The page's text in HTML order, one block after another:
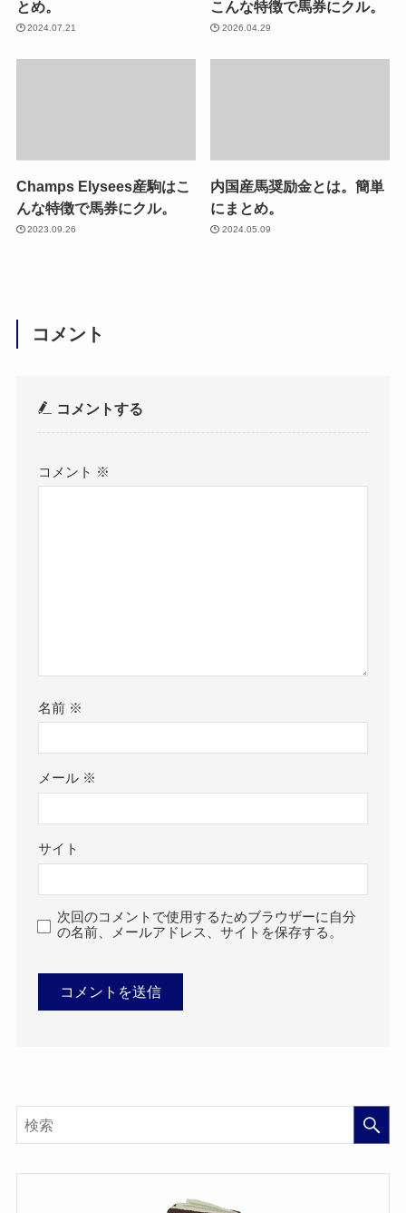
とめ。
2024.07.21
こんな特徴で馬券にクル。
2026.04.29
Champs Elysees産駒はこ
んな特徴で馬券にクル。
2023.09.26
内国産馬奨励金とは。簡単
にまとめ。
2024.05.09
コメント
コメントする
コメント ※
名前 ※
メール ※
サイト
次回のコメントで使用するためブラウザーに自分
の名前、メールアドレス、サイトを保存する。